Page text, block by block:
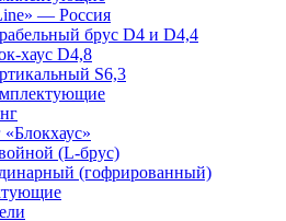
— Россия
брус D4 и D4,4
хаус D4,8
S6,3
(L-брус)
(гофрированный)